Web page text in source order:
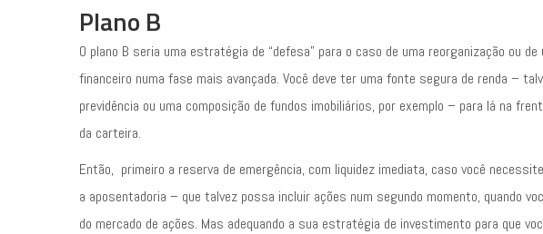
Plano B
O plano B seria uma estratégia de “defesa” para o caso de uma reorganização ou
financeiro numa fase mais avançada. Você deve ter uma fonte segura de renda –
previdência ou uma composição de fundos imobiliários, por exemplo – para lá na
da carteira.
Então, primeiro a reserva de emergência, com liquidez imediata, caso você
a aposentadoria – que talvez possa incluir ações num segundo momento, quando
do mercado de ações. Mas adequando a sua estratégia de investimento para que